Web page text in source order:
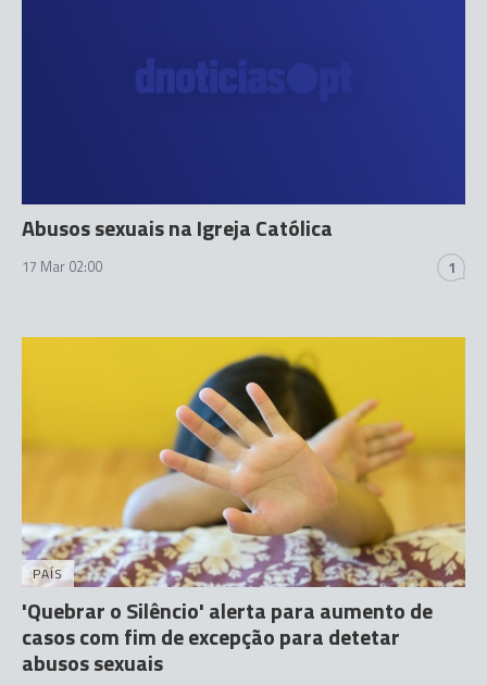
Abusos sexuais na Igreja Católica
17 Mar 02:00 1
PAÍS
'Quebrar o Silêncio' alerta para aumento de
casos com fim de excepção para detetar
abusos sexuais